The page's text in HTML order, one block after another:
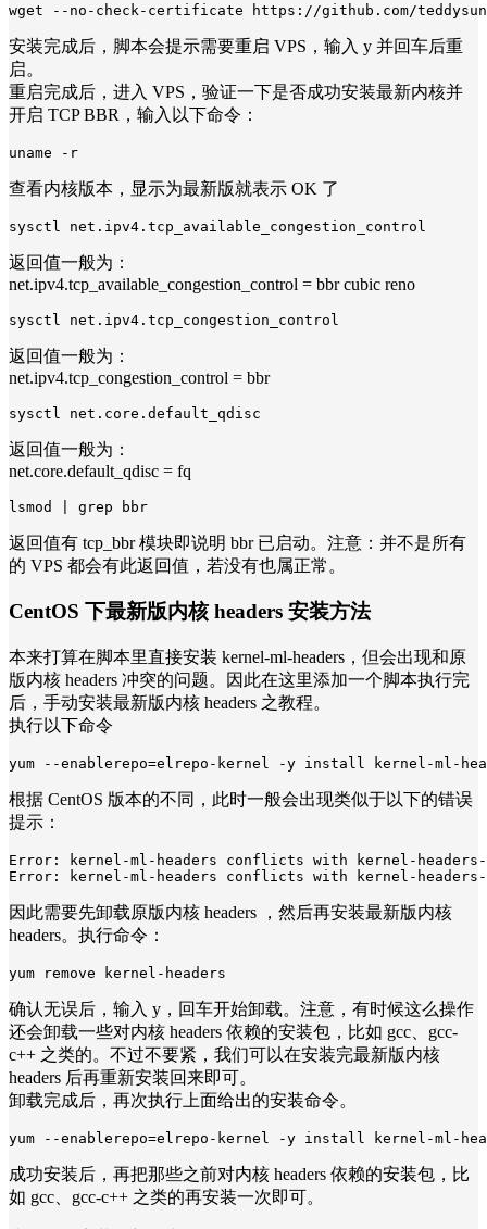
wget --no-check-certificate https://github.com/
安装完成后，脚本会提示需要重启 VPS，输入 y 并回车后重
启。
重启完成后，进入 VPS，验证一下是否成功安装最新内核并
开启 TCP BBR，输入以下命令：
uname -r
查看内核版本，显示为最新版就表示 OK 了
sysctl net.ipv4.tcp_available_congestion_control
返回值一般为：
net.ipv4.tcp_available_congestion_control = bbr cubic reno
sysctl net.ipv4.tcp_congestion_control
返回值一般为：
net.ipv4.tcp_congestion_control = bbr
sysctl net.core.default_qdisc
返回值一般为：
net.core.default_qdisc = fq
lsmod | grep bbr
返回值有 tcp_bbr 模块即说明 bbr 已启动。注意：并不是所有
的 VPS 都会有此返回值，若没有也属正常。
CentOS 下最新版内核 headers 安装方法
本来打算在脚本里直接安装 kernel-ml-headers，但会出现和原
版内核 headers 冲突的问题。因此在这里添加一个脚本执行完
后，手动安装最新版内核 headers 之教程。
执行以下命令
yum --enablerepo=elrepo-kernel -y install kernel-ml-
根据 CentOS 版本的不同，此时一般会出现类似于以下的错误
提示：
Error: kernel-ml-headers conflicts with kernel-headers-
Error: kernel-ml-headers conflicts with kernel-headers-
因此需要先卸载原版内核 headers ，然后再安装最新版内核
headers。执行命令：
yum remove kernel-headers
确认无误后，输入 y，回车开始卸载。注意，有时候这么操作
还会卸载一些对内核 headers 依赖的安装包，比如 gcc、gcc-
c++ 之类的。不过不要紧，我们可以在安装完最新版内核
headers 后再重新安装回来即可。
卸载完成后，再次执行上面给出的安装命令。
yum --enablerepo=elrepo-kernel -y install kernel-ml-
成功安装后，再把那些之前对内核 headers 依赖的安装包，比
如 gcc、gcc-c++ 之类的再安装一次即可。